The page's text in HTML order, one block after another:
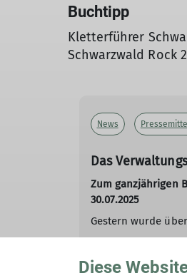
Buchtipp
Kletterführer
Schwarzwald Rock
News
Das
Zum ganzjährigen
30.07.2025
Gestern wurde
Januar bis zum 31.
Diese